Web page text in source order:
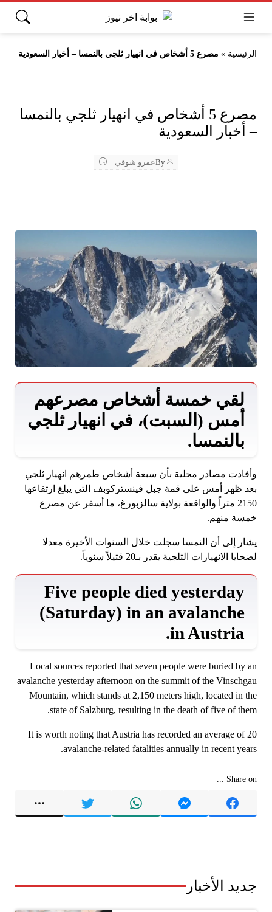
الرئيسية » مصرع 5 أشخاص في انهيار ثلجي بالنمسا – أخبار السعودية
مصرع 5 أشخاص في انهيار ثلجي بالنمسا
– أخبار السعودية
Byعمرو شوقي
لقي خمسة أشخاص مصرعهم
أمس (السبت)، في انهيار ثلجي
بالنمسا.
وأفادت مصادر محلية بأن سبعة أشخاص طمرهم انهيار ثلجي
بعد ظهر أمس على قمة جبل فينستركوبف التي يبلغ ارتفاعها
2150 متراً والواقعة بولاية سالزبورغ، ما أسفر عن مصرع
خمسة منهم.
يشار إلى أن النمسا سجلت خلال السنوات الأخيرة معدلا
لضحايا الانهيارات الثلجية يقدر بـ20 قتيلاً سنوياً.
Five people died yesterday
(Saturday) in an avalanche
in Austria.
Local sources reported that seven people were buried by an
avalanche yesterday afternoon on the summit of the Vinschgau
Mountain, which stands at 2,150 meters high, located in the
state of Salzburg, resulting in the death of five of them.
It is worth noting that Austria has recorded an average of 20
avalanche-related fatalities annually in recent years.
Share on ...
جديد الأخبار